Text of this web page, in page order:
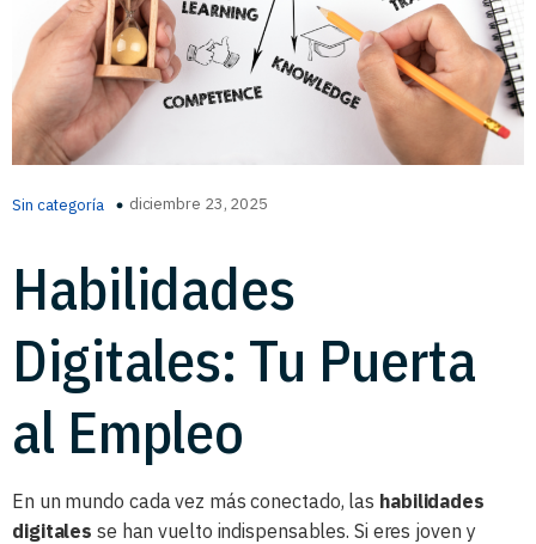
Sin categoría diciembre 23, 2025
Habilidades
Digitales: Tu Puerta
al Empleo
En un mundo cada vez más conectado, las habilidades
digitales se han vuelto indispensables. Si eres joven y